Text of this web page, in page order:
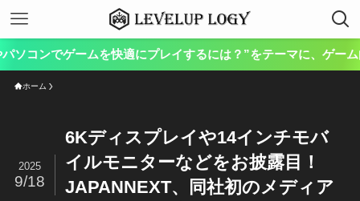
本サイ
ホーム
6Kディスプレイや14インチモバ
イルモニターなどをお披露目！
JAPANNEXT、同社初のメディア
2025
9/18